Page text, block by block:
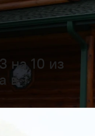
на 10 из
в